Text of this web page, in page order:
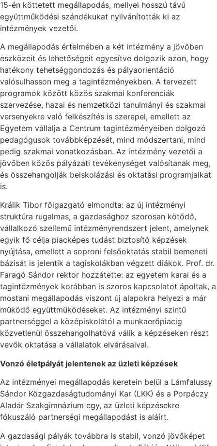
15-én köttetett megállapodás, mellyel hosszú távú
együttműködési szándékukat nyilvánították ki az
intézmények vezetői.
A megállapodás értelmében a két intézmény a jövőben
eszközeit és lehetőségeit egyesítve dolgozik azon, hogy
hatékony tehetséggondozás és pályaorientáció
valósulhasson meg a tagintézményekben. A tervezett
programok között közös szakmai konferenciák
szervezése, hazai és nemzetközi tanulmányi és szakmai
versenyekre való felkészítés is szerepel, emellett az
Egyetem vállalja a Centrum tagintézményeiben dolgozó
pedagógusok továbbképzését, mind módszertani, mind
pedig szakmai vonatkozásban. Az intézmény vezetői a
jövőben közös pályázati tevékenységet valósítanak meg,
és összehangolják beiskolázási és oktatási programjaikat
is.
Králik Tibor főigazgató elmondta: az új intézményi
struktúra rugalmas, a gazdasághoz szorosan kötődő,
vállalkozó szellemű intézményrendszert jelent, amelynek
egyik fő célja piacképes tudást biztosító képzések
nyújtása, emellett a soproni felsőoktatás stabil bemeneti
bázisát is jelentik a tagiskolákban végzett diákok. Prof. dr.
Faragó Sándor rektor hozzátette: az egyetem karai és a
tagintézmények korábban is szoros kapcsolatot ápoltak, a
mostani megállapodás viszont új alapokra helyezi a már
működő együttműködéseket. Az intézményi szintű
partnerséggel a középiskolától a munkaerőpiacig
közvetlenül összehangolhatóvá válik a képzéseken részt
vevők oktatása a vállalatok elvárásaival.
Vonzó életpályát jelentenek az üzleti képzések
Az intézményei megállapodás keretein belül a Lámfalussy
Sándor Közgazdaságtudományi Kar (LKK) és a Porpáczy
Aladár Szakgimnázium egy, az üzleti képzésekre
fókuszáló partnerségi megállapodást is aláírt.
A gazdasági pályák továbbra is stabil, vonzó jövőképet